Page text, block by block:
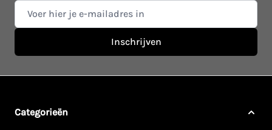
E-mail adres
Inschrijven
Categorieën